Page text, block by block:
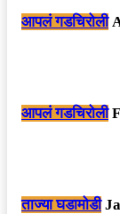
आपलं गडचिरोली
आपलं गडचिरोली
ताज्या घडामोडी